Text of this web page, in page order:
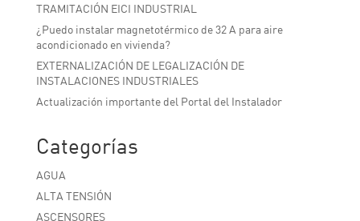
TRAMITACIÓN EICI INDUSTRIAL
¿Puedo instalar magnetotérmico de 32 A para aire
acondicionado en vivienda?
EXTERNALIZACIÓN DE LEGALIZACIÓN DE
INSTALACIONES INDUSTRIALES
Actualización importante del Portal del Instalador
Categorías
AGUA
ALTA TENSIÓN
ASCENSORES